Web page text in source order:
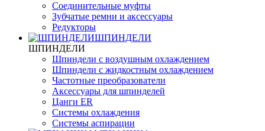
Соединительные муфты
Зубчатые ремни и аксессуары
Редукторы
ШПИНДЕЛИ
ШПИНДЕЛИ
Шпиндели с воздушным охлаждением
Шпиндели с жидкостным охлаждением
Частотные преобразователи
Аксессуары для шпинделей
Цанги ER
Системы охлаждения
Системы аспирации